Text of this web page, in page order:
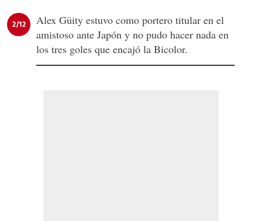
2/12
Alex Güity estuvo como portero titular en el
amistoso ante Japón y no pudo hacer nada en
los tres goles que encajó la Bicolor.